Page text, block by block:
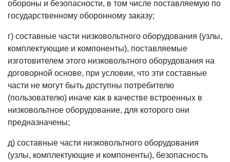
обороны и безопасности, в том числе поставляемую по
государственному оборонному заказу;
г) составные части низковольтного оборудования (узлы,
комплектующие и компоненты), поставляемые
изготовителем этого низковольтного оборудования на
договорной основе, при условии, что эти составные
части не могут быть доступны потребителю
(пользователю) иначе как в качестве встроенных в
низковольтное оборудование, для которого они
предназначены;
д) составные части низковольтного оборудования
(узлы, комплектующие и компоненты), безопасность